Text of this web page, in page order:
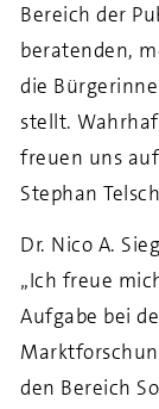
Bereich der
beratenden,
die
stellt.
freuen uns
Stephan
Dr. Nico A.
„Ich freue
Aufgabe bei
den Bereich